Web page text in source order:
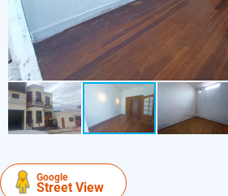
Google
Street View